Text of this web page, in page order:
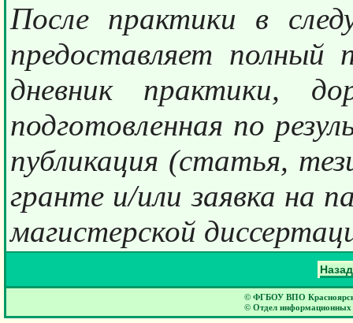
После практики в
предоставляет полный
дневник практики,
подготовленная по
публикация (статья,
гранте и/или заявка на
магистерской
Назад
© ФГБОУ ВПО
© Отдел информационных